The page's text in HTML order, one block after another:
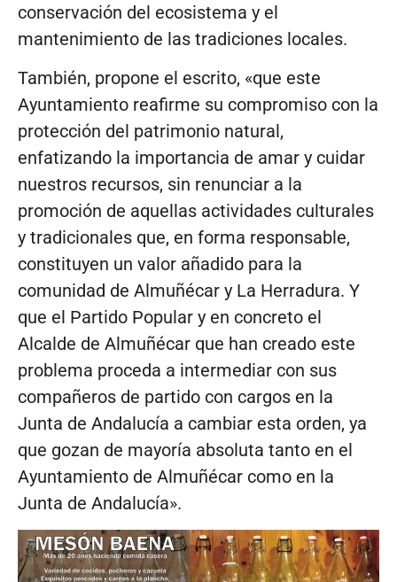
conservación del ecosistema y el
mantenimiento de las tradiciones locales.
También, propone el escrito, «que este
Ayuntamiento reafirme su compromiso con la
protección del patrimonio natural,
enfatizando la importancia de amar y cuidar
nuestros recursos, sin renunciar a la
promoción de aquellas actividades culturales
y tradicionales que, en forma responsable,
constituyen un valor añadido para la
comunidad de Almuñécar y La Herradura. Y
que el Partido Popular y en concreto el
Alcalde de Almuñécar que han creado este
problema proceda a intermediar con sus
compañeros de partido con cargos en la
Junta de Andalucía a cambiar esta orden, ya
que gozan de mayoría absoluta tanto en el
Ayuntamiento de Almuñécar como en la
Junta de Andalucía».